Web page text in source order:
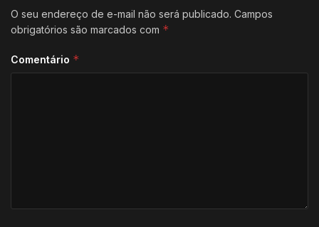
O seu endereço de e-mail não será publicado. Campos
obrigatórios são marcados com *
Comentário *